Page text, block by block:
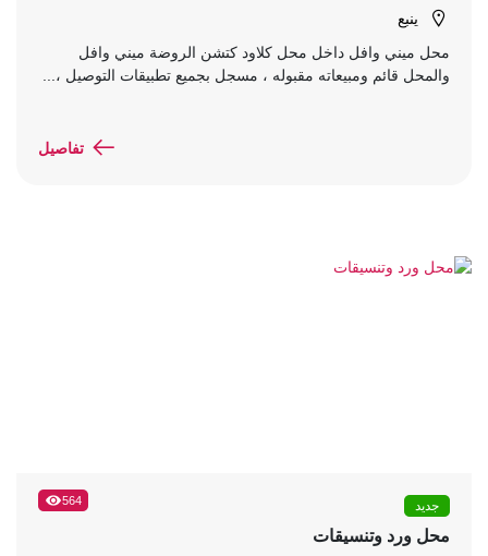
ينبع
محل ميني وافل داخل محل كلاود كتشن الروضة ميني وافل
والمحل قائم ومبيعاته مقبوله ، مسجل بجميع تطبيقات التوصيل ،...
تفاصيل
564 جديد
محل ورد وتنسيقات